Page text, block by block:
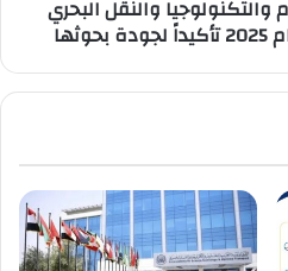
والتكنولوجيا والنقل البحري